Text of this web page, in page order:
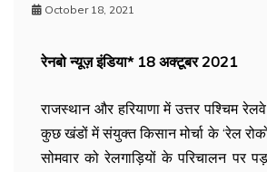
October 18, 2021
रेनबो न्यूज़ इंडिया* 18 अक्टूबर 2021
राजस्थान और हरियाणा में उत्तर पश्चिम
कुछ खंडों में संयुक्त किसान मोर्चा के ‘रेल
सोमवार को रेलगाड़ियों के परिचालन पर